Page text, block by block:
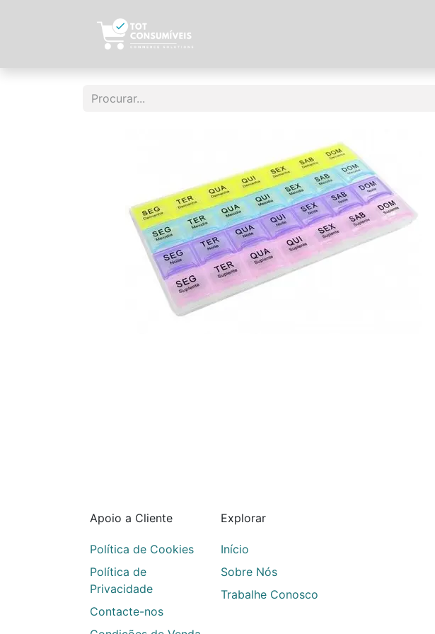
Apoio a Cliente
Política de Cookies
Política de
Privacidade
Contacte-nos
Explorar
Início
Sobre Nós
Trabalhe Conosco